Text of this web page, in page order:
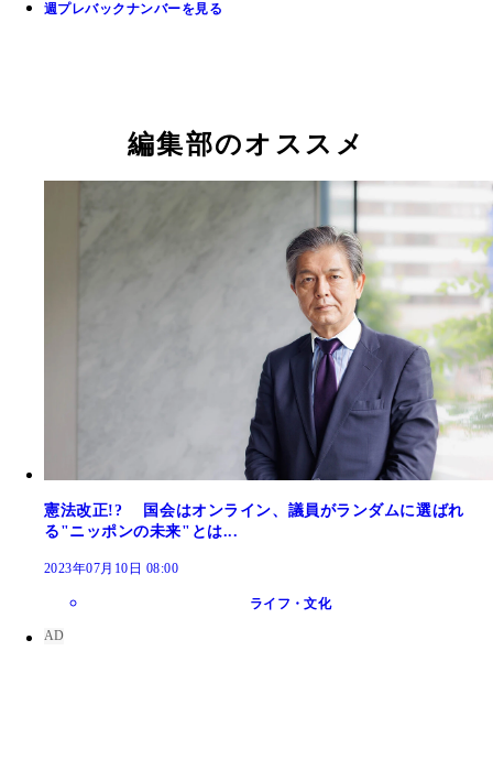
週プレバックナンバーを見る
編集部のオススメ
憲法改正!? 国会はオンライン、議員がランダムに選ばれ
る"ニッポンの未来"とは...
2023年07月10日 08:00
ライフ・文化